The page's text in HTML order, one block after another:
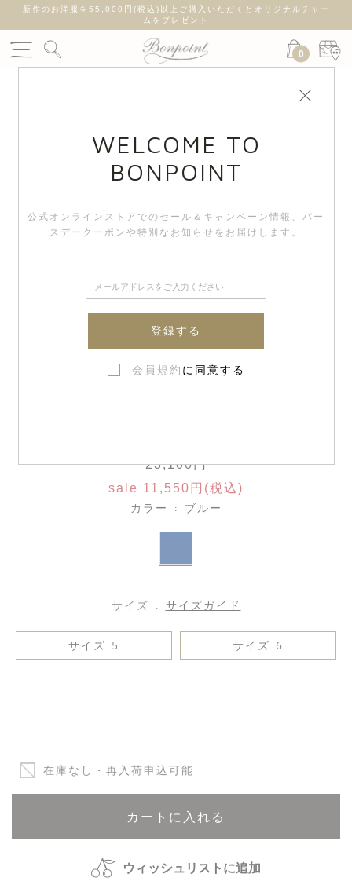
新作のお洋服を55,000円(税込)以上ご購入いただくとオリジナルチャー
ムをプレゼント
0
23,100円
sale 11,550円(税込)
カラー : ブルー
サイズ : サイズガイド
サイズ 5 サイズ 6
在庫なし・再入荷申込可能
カートに入れる
ウィッシュリストに追加
WELCOME TO
BONPOINT
公式オンラインストアでのセール＆キャンペーン情報、 バー
スデークーポンや特別なお知らせをお届けします。
登録する
会員規約 に同意する